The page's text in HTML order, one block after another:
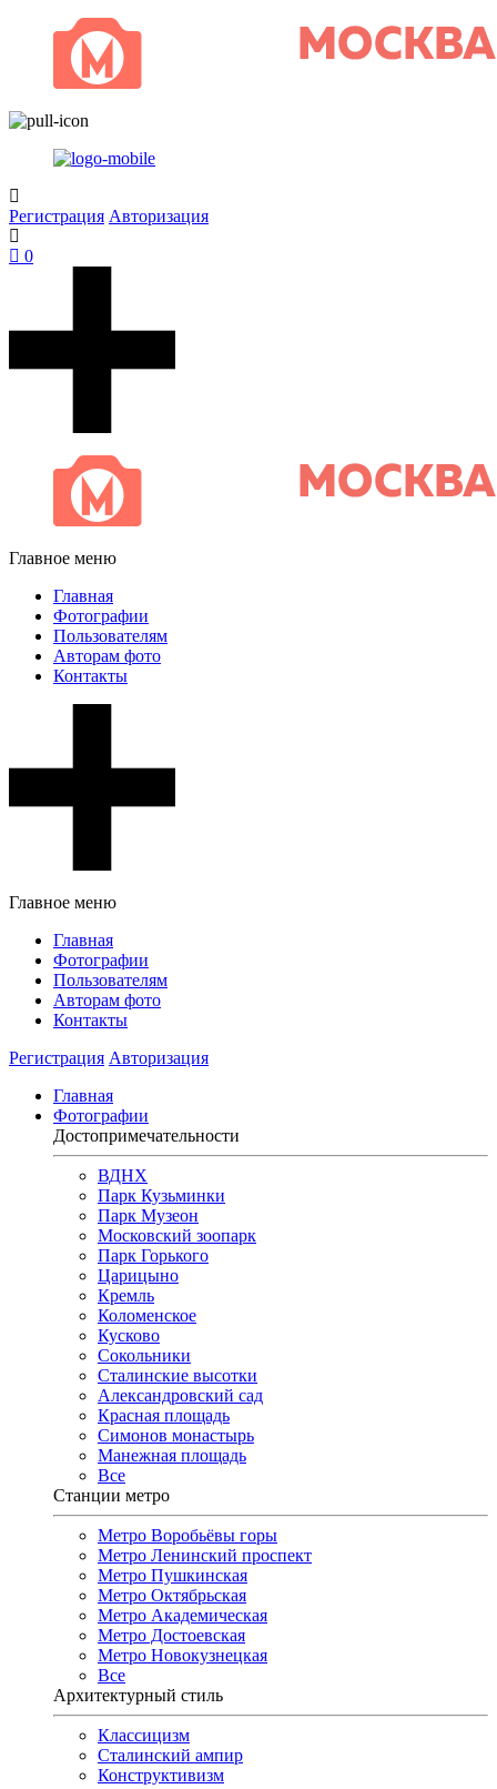
Регистрация Авторизация
0
Главное меню
Главная
Фотографии
Пользователям
Авторам фото
Контакты
Главное меню
Главная
Фотографии
Пользователям
Авторам фото
Контакты
Регистрация Авторизация
Главная
Фотографии
Достопримечательности
ВДНХ
Парк Кузьминки
Парк Музеон
Московский зоопарк
Парк Горького
Царицыно
Кремль
Коломенское
Кусково
Сокольники
Сталинские высотки
Александровский сад
Красная площадь
Симонов монастырь
Манежная площадь
Все
Станции метро
Метро Воробьёвы горы
Метро Ленинский проспект
Метро Пушкинская
Метро Октябрьская
Метро Академическая
Метро Достоевская
Метро Новокузнецкая
Все
Архитектурный стиль
Классицизм
Сталинский ампир
Конструктивизм